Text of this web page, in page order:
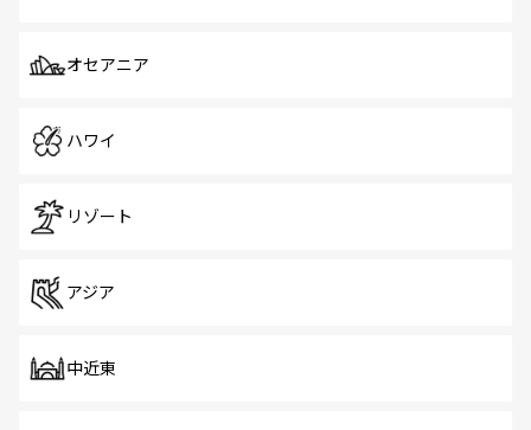
オセアニア
ハワイ
リゾート
アジア
中近東